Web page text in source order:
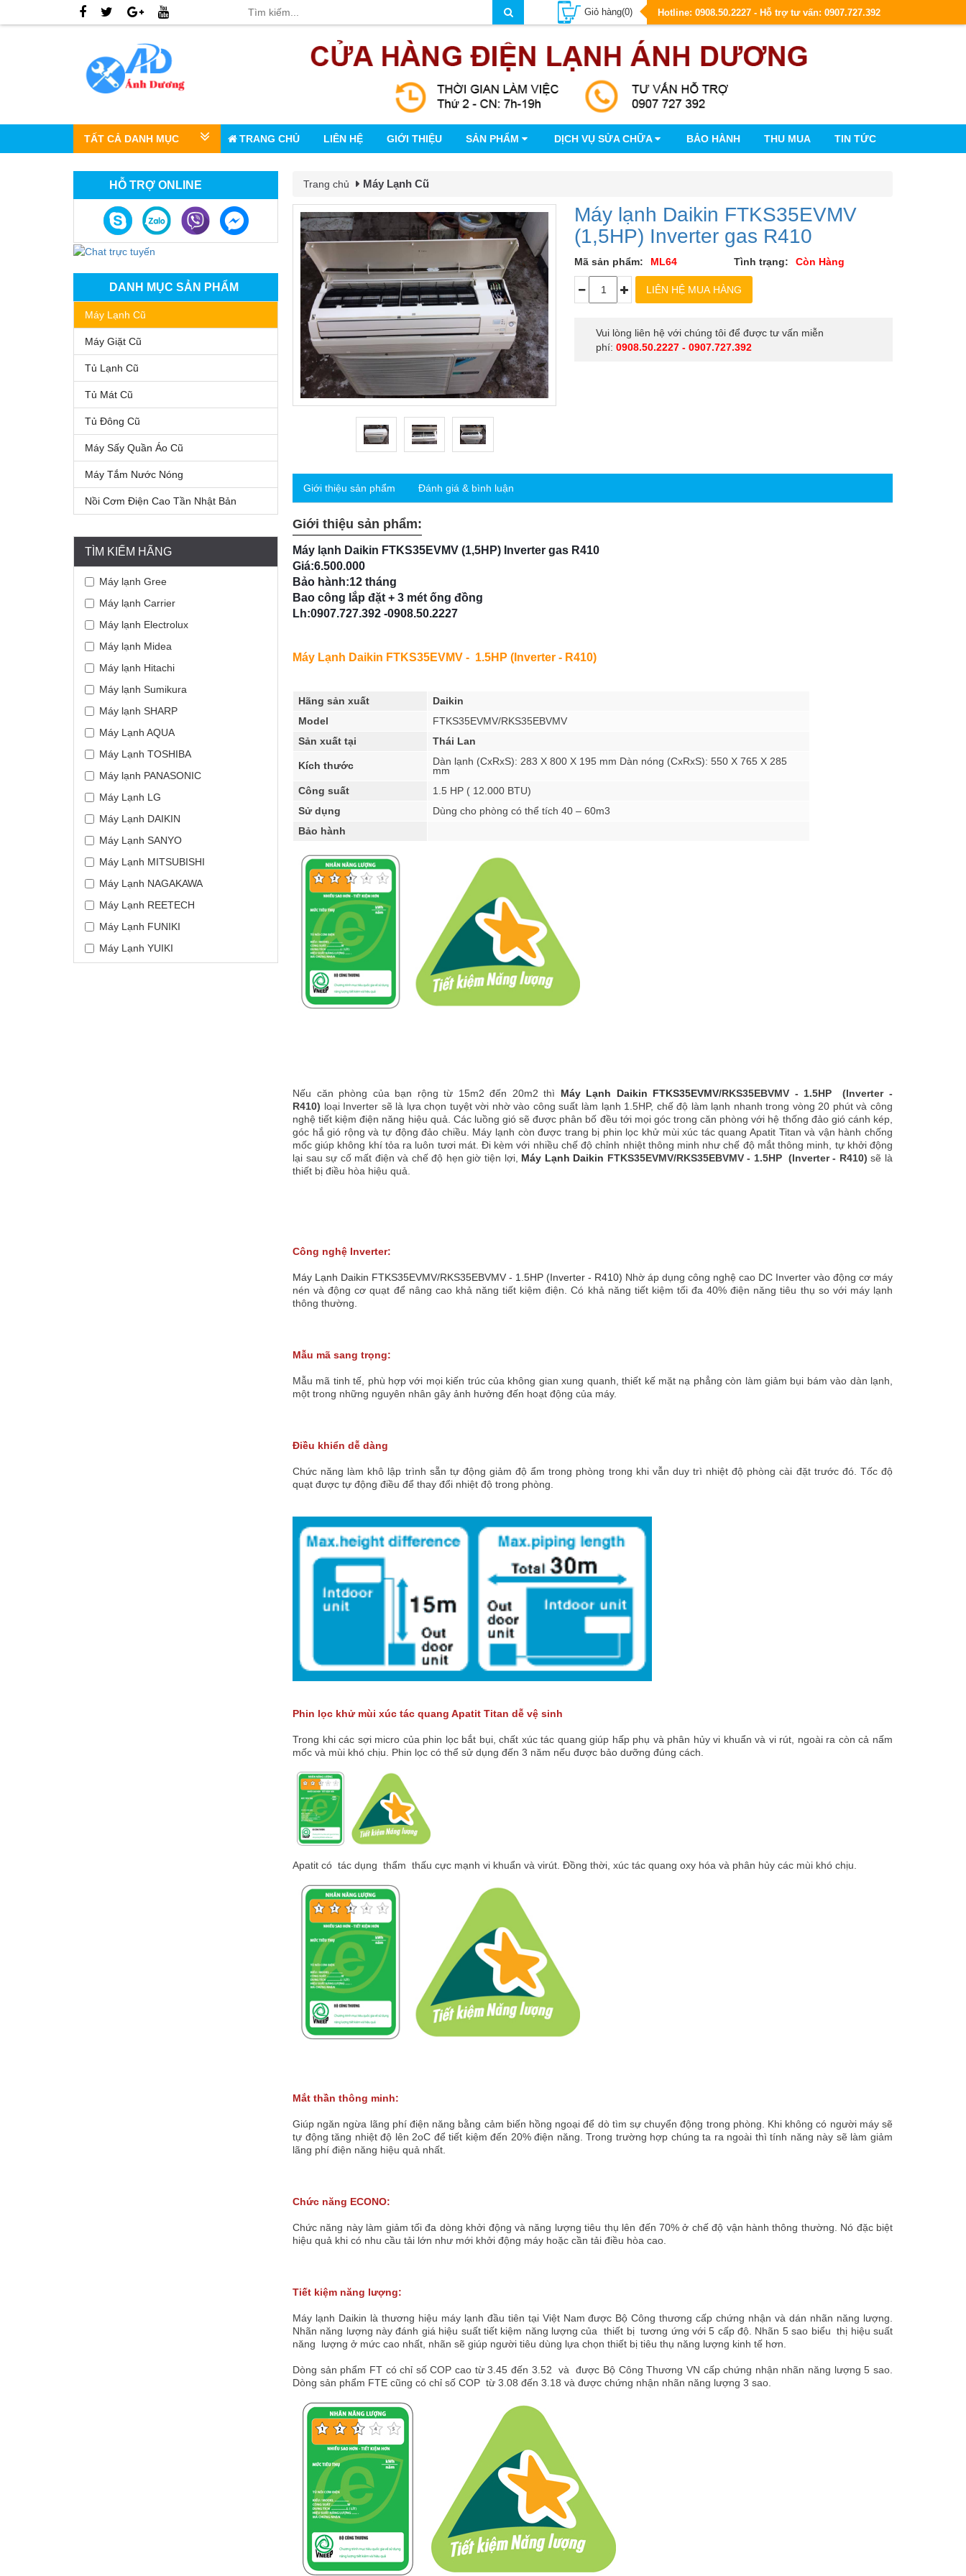
Giỏ hàng(0) Hotline: 0908.50.2227 - Hỗ trợ tư vấn: 0907.727.392
TẤT CẢ DANH MỤC TRANG CHỦ LIÊN HỆ GIỚI THIỆU SẢN PHẨM DỊCH VỤ SỬA CHỮA BẢO HÀNH THU MUA TIN TỨC
HỖ TRỢ ONLINE
DANH MỤC SẢN PHẨM
Máy Lạnh Cũ
Máy Giặt Cũ
Tủ Lạnh Cũ
Tủ Mát Cũ
Tủ Đông Cũ
Máy Sấy Quần Áo Cũ
Máy Tắm Nước Nóng
Nồi Cơm Điện Cao Tần Nhật Bản
TÌM KIẾM HÃNG
Máy lạnh Gree
Máy lạnh Carrier
Máy lạnh Electrolux
Máy lạnh Midea
Máy lạnh Hitachi
Máy lạnh Sumikura
Máy lạnh SHARP
Máy Lạnh AQUA
Máy Lạnh TOSHIBA
Máy lạnh PANASONIC
Máy Lạnh LG
Máy Lạnh DAIKIN
Máy Lạnh SANYO
Máy Lạnh MITSUBISHI
Máy Lạnh NAGAKAWA
Máy Lạnh REETECH
Máy Lạnh FUNIKI
Máy Lạnh YUIKI
Trang chủ Máy Lạnh Cũ
Máy lạnh Daikin FTKS35EVMV
(1,5HP) Inverter gas R410
Mã sản phẩm: ML64 Tình trạng: Còn Hàng
Vui lòng liên hệ với chúng tôi để được tư vấn miễn
phí:0908.50.2227 - 0907.727.392
Giới thiệu sản phẩm Đánh giá & bình luận
Giới thiệu sản phẩm:
Máy lạnh Daikin FTKS35EVMV (1,5HP) Inverter gas R410
Giá:6.500.000
Bảo hành:12 tháng
Bao công lắp đặt + 3 mét ống đồng
Lh:0907.727.392 -0908.50.2227
Máy Lạnh Daikin FTKS35EVMV - 1.5HP (Inverter - R410)
Hãng sản xuất
Daikin
Model
FTKS35EVMV/RKS35EBVMV
Sản xuất tại
Thái Lan
Kích thước
Dàn lạnh (CxRxS): 283 X 800 X 195 mm Dàn nóng (CxRxS): 550 X 765 X 285
mm
Công suất
1.5 HP ( 12.000 BTU)
Sử dụng
Dùng cho phòng có thể tích 40 – 60m3
Bảo hành
Nếu căn phòng của bạn rộng từ 15m2 đến 20m2 thì Máy Lạnh Daikin FTKS35EVMV/RKS35EBVMV - 1.5HP (Inverter -
R410) loại Inverter sẽ là lựa chọn tuyệt vời nhờ vào công suất làm lạnh 1.5HP, chế độ làm lạnh nhanh trong vòng 20 phút và công
nghệ tiết kiệm điện năng hiệu quả. Các luồng gió sẽ được phân bố đều tới mọi góc trong căn phòng với hệ thống đảo gió cánh kép,
góc hắ gió rộng và tự động đảo chiều. Máy lạnh còn được trang bị phin lọc khử mùi xúc tác quang Apatit Titan và vận hành chống
mốc giúp không khí tỏa ra luôn tươi mát. Đi kèm với nhiều chế độ chỉnh nhiệt thông minh như chế độ mắt thông minh, tự khởi động
lại sau sự cố mất điện và chế độ hẹn giờ tiện lợi, Máy Lạnh Daikin FTKS35EVMV/RKS35EBVMV - 1.5HP (Inverter - R410) sẽ là
thiết bị điều hòa hiệu quả.
Công nghệ Inverter:
Máy Lạnh Daikin FTKS35EVMV/RKS35EBVMV - 1.5HP (Inverter - R410) Nhờ áp dụng công nghệ cao DC Inverter vào động cơ máy
nén và động cơ quạt để nâng cao khả năng tiết kiệm điện. Có khả năng tiết kiệm tối đa 40% điện năng tiêu thụ so với máy lạnh
thông thường.
Mẫu mã sang trọng:
Mẫu mã tinh tế, phù hợp với mọi kiến trúc của không gian xung quanh, thiết kế mặt nạ phẳng còn làm giảm bụi bám vào dàn lạnh,
một trong những nguyên nhân gây ảnh hưởng đến hoạt động của máy.
Điều khiển dễ dàng
Chức năng làm khô lập trình sẵn tự động giảm độ ẩm trong phòng trong khi vẫn duy trì nhiệt độ phòng cài đặt trước đó. Tốc độ
quạt được tự động điều để thay đổi nhiệt độ trong phòng.
Phin lọc khử mùi xúc tác quang Apatit Titan dễ vệ sinh
Trong khi các sợi micro của phin lọc bắt bụi, chất xúc tác quang giúp hấp phụ và phân hủy vi khuẩn và vi rút, ngoài ra còn cả nấm
mốc và mùi khó chịu. Phin lọc có thể sử dụng đến 3 năm nếu được bảo dưỡng đúng cách.
Apatit có tác dụng thẩm thấu cực mạnh vi khuẩn và virút. Đồng thời, xúc tác quang oxy hóa và phân hủy các mùi khó chịu.
Mắt thần thông minh:
Giúp ngăn ngừa lãng phí điện năng bằng cảm biến hồng ngoại để dò tìm sự chuyển động trong phòng. Khi không có người máy sẽ
tự động tăng nhiệt độ lên 2oC để tiết kiệm đến 20% điện năng. Trong trường hợp chúng ta ra ngoài thì tính năng này sẽ làm giảm
lãng phí điện năng hiệu quả nhất.
Chức năng ECONO:
Chức năng này làm giảm tối đa dòng khởi động và năng lượng tiêu thụ lên đến 70% ở chế độ vận hành thông thường. Nó đặc biệt
hiệu quả khi có nhu cầu tải lớn như mới khởi động máy hoặc cần tải điều hòa cao.
Tiết kiệm năng lượng:
Máy lạnh Daikin là thương hiệu máy lạnh đầu tiên tại Việt Nam được Bộ Công thương cấp chứng nhận và dán nhãn năng lượng.
Nhãn năng lượng này đánh giá hiệu suất tiết kiệm năng lượng của thiết bị tương ứng với 5 cấp độ. Nhãn 5 sao biểu thị hiệu suất
năng lượng ở mức cao nhất, nhãn sẽ giúp người tiêu dùng lựa chọn thiết bị tiêu thụ năng lượng kinh tế hơn.
Dòng sản phẩm FT có chỉ số COP cao từ 3.45 đến 3.52 và được Bộ Công Thương VN cấp chứng nhận nhãn năng lượng 5 sao.
Dòng sản phẩm FTE cũng có chỉ số COP từ 3.08 đến 3.18 và được chứng nhận nhãn năng lượng 3 sao.